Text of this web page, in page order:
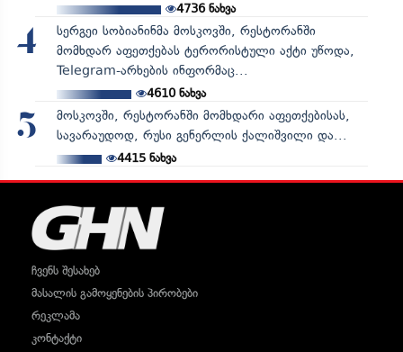
4736ნახვა
4
სერგეი სობიანინმა მოსკოვში, რესტორანში
მომხდარ აფეთქებას ტერორისტული აქტი უწოდა,
Telegram-არხების ინფორმაც...
4610ნახვა
5
მოსკოვში, რესტორანში მომხდარი აფეთქებისას,
სავარაუდოდ, რუსი გენერლის ქალიშვილი და...
4415ნახვა
ჩვენს შესახებ
მასალის გამოყენების პირობები
რეკლამა
კონტაქტი